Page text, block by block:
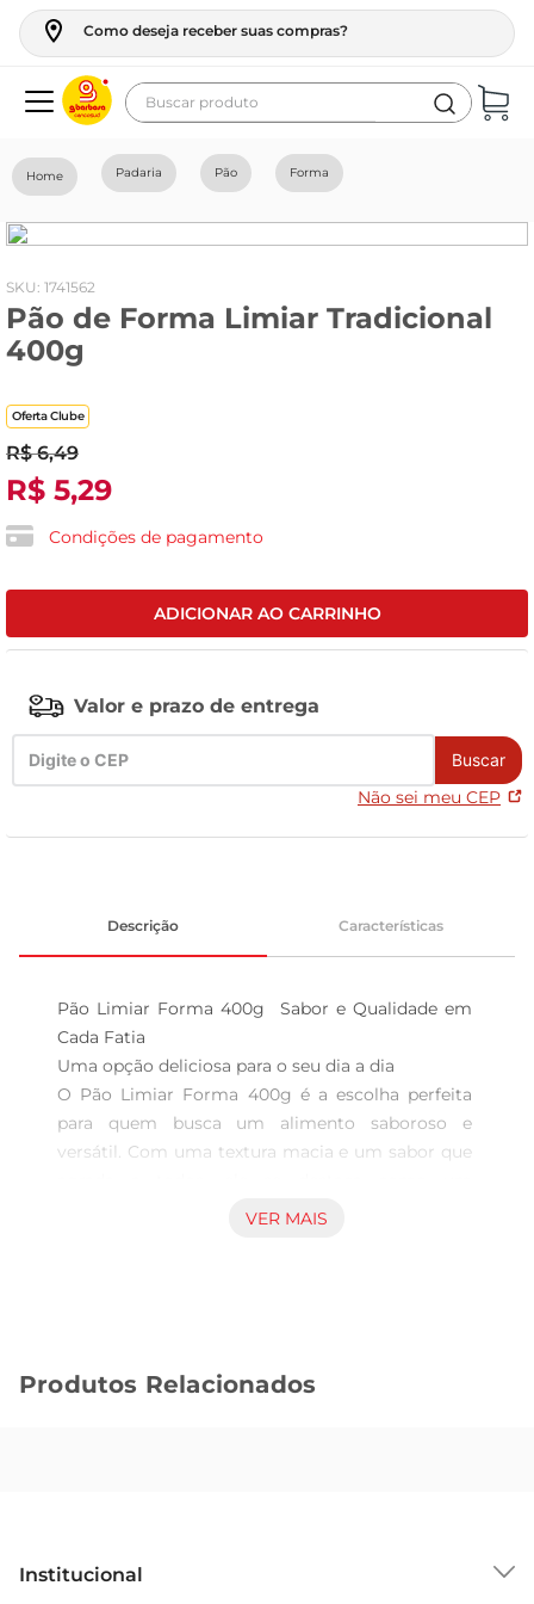
Como deseja receber suas compras?
Buscar produto
Padaria Pão Forma
: 1741562
Pão de Forma Limiar Tradicional
400g
Oferta Clube
R$ 6,49
R$ 5,29
Condições de pagamento
ADICIONAR AO CARRINHO
Valor e prazo de entrega
Buscar
Não sei meu CEP
Descrição Características
Pão Limiar Forma 400g  Sabor e Qualidade em
Cada Fatia
Uma opção deliciosa para o seu dia a dia
O Pão Limiar Forma 400g é a escolha perfeita
para quem busca um alimento saboroso e
versátil. Com uma textura macia e um sabor que
acompanhamento ideal para suas refeições, seja
Este pãoé ideal para diversas preparações. Você
com diferentes tipos de pastas, queijos e frios,
VER MAIS
Produtos Relacionados
Institucional
geladeira
fogao
café
cerveja
frango
leite
vinho
celular